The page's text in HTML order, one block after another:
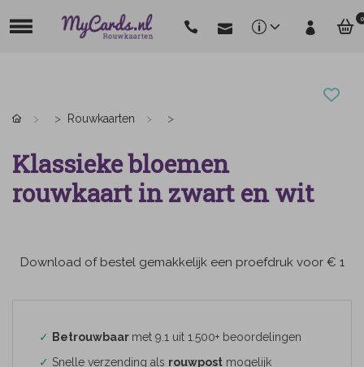
0
Rouwkaarten
Klassieke bloemen
rouwkaart in zwart en wit
Download of bestel gemakkelijk een proefdruk voor € 1
✓ Betrouwbaar met 9.1 uit 1.500+ beoordelingen
✓ Snelle verzending als rouwpost mogelijk